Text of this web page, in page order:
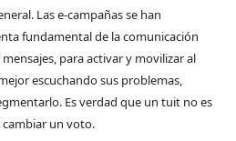
Las e-campañas se han
fundamental de la comunicación
para activar y movilizar al
escuchando sus problemas,
Es verdad que un tuit no es
un voto.